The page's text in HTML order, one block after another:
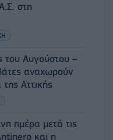
στη
του Αυγούστου –
αναχωρούν
της Αττικής
ημέρα μετά τις
και η